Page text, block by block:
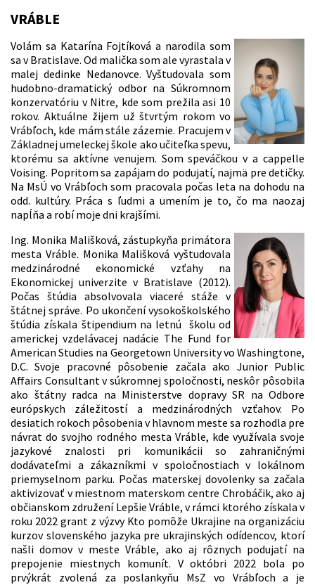
VRÁBLE
Volám sa Katarína Fojtíková a narodila som
sa v Bratislave. Od malička som ale vyrastala v
malej dedinke Nedanovce. Vyštudovala som
hudobno-dramatický odbor na Súkromnom
konzervatóriu v Nitre, kde som prežila asi 10
rokov. Aktuálne žijem už štvrtým rokom vo
Vrábľoch, kde mám stále zázemie. Pracujem v
Základnej umeleckej škole ako učiteľka spevu,
ktorému sa aktívne venujem. Som speváčkou v a cappelle
Voising. Popritom sa zapájam do podujatí, najmä pre detičky.
Na MsÚ vo Vrábľoch som pracovala počas leta na dohodu na
odd. kultúry. Práca s ľudmi a umením je to, čo ma naozaj
napĺňa a robí moje dni krajšími.
Ing. Monika Mališková, zástupkyňa primátora
mesta Vráble. Monika Mališková vyštudovala
medzinárodné ekonomické vzťahy na
Ekonomickej univerzite v Bratislave (2012).
Počas štúdia absolvovala viaceré stáže v
štátnej správe. Po ukončení vysokoškolského
štúdia získala štipendium na letnú školu od
americkej vzdelávacej nadácie The Fund for
American Studies na Georgetown University vo Washingtone,
D.C. Svoje pracovné pôsobenie začala ako Junior Public
Affairs Consultant v súkromnej spoločnosti, neskôr pôsobila
ako štátny radca na Ministerstve dopravy SR na Odbore
európskych záležitostí a medzinárodných vzťahov. Po
desiatich rokoch pôsobenia v hlavnom meste sa rozhodla pre
návrat do svojho rodného mesta Vráble, kde využívala svoje
jazykové znalosti pri komunikácii so zahraničnými
dodávateľmi a zákazníkmi v spoločnostiach v lokálnom
priemyselnom parku. Počas materskej dovolenky sa začala
aktivizovať v miestnom materskom centre Chrobáčik, ako aj
občianskom združení Lepšie Vráble, v rámci ktorého získala v
roku 2022 grant z výzvy Kto pomôže Ukrajine na organizáciu
kurzov slovenského jazyka pre ukrajinských odídencov, ktorí
našli domov v meste Vráble, ako aj rôznych podujatí na
prepojenie miestnych komunít. V októbri 2022 bola po
prvýkrát zvolená za poslankyňu MsZ vo Vrábľoch a je